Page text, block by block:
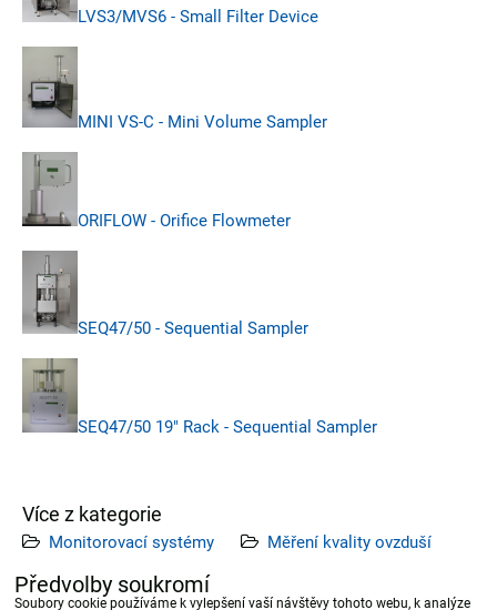
LVS3/MVS6 - Small Filter Device
MINI VS-C - Mini Volume Sampler
ORIFLOW - Orifice Flowmeter
SEQ47/50 - Sequential Sampler
SEQ47/50 19" Rack - Sequential Sampler
Více z kategorie
Monitorovací systémy
Měření kvality ovzduší
Předvolby soukromí
Soubory cookie používáme k vylepšení vaší návštěvy tohoto webu, k analýze